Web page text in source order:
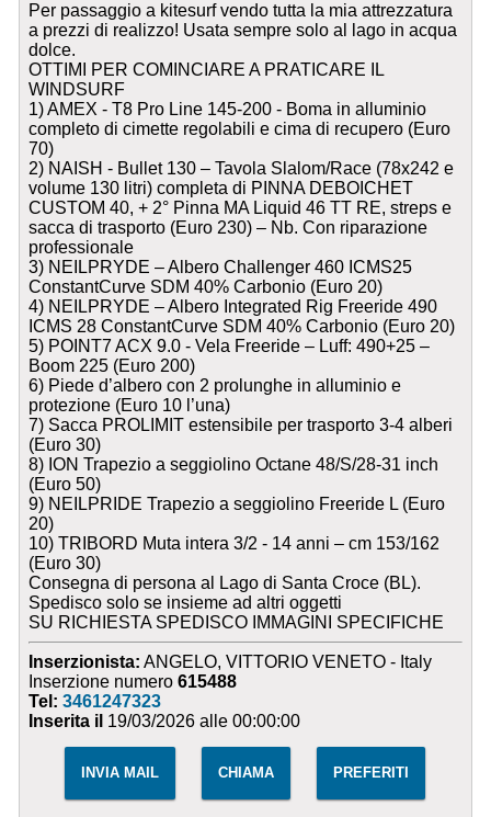
Per passaggio a kitesurf vendo tutta la mia attrezzatura
a prezzi di realizzo! Usata sempre solo al lago in acqua
dolce.
OTTIMI PER COMINCIARE A PRATICARE IL
WINDSURF
1) AMEX - T8 Pro Line 145-200 - Boma in alluminio
completo di cimette regolabili e cima di recupero (Euro
70)
2) NAISH - Bullet 130 – Tavola Slalom/Race (78x242 e
volume 130 litri) completa di PINNA DEBOICHET
CUSTOM 40, + 2° Pinna MA Liquid 46 TT RE, streps e
sacca di trasporto (Euro 230) – Nb. Con riparazione
professionale
3) NEILPRYDE – Albero Challenger 460 ICMS25
ConstantCurve SDM 40% Carbonio (Euro 20)
4) NEILPRYDE – Albero Integrated Rig Freeride 490
ICMS 28 ConstantCurve SDM 40% Carbonio (Euro 20)
5) POINT7 ACX 9.0 - Vela Freeride – Luff: 490+25 –
Boom 225 (Euro 200)
6) Piede d’albero con 2 prolunghe in alluminio e
protezione (Euro 10 l’una)
7) Sacca PROLIMIT estensibile per trasporto 3-4 alberi
(Euro 30)
8) ION Trapezio a seggiolino Octane 48/S/28-31 inch
(Euro 50)
9) NEILPRIDE Trapezio a seggiolino Freeride L (Euro
20)
10) TRIBORD Muta intera 3/2 - 14 anni – cm 153/162
(Euro 30)
Consegna di persona al Lago di Santa Croce (BL).
Spedisco solo se insieme ad altri oggetti
SU RICHIESTA SPEDISCO IMMAGINI SPECIFICHE
Inserzionista: ANGELO, VITTORIO VENETO - Italy
Inserzione numero615488
Tel:3461247323
Inserita il 19/03/2026 alle 00:00:00
INVIA MAIL CHIAMA PREFERITI